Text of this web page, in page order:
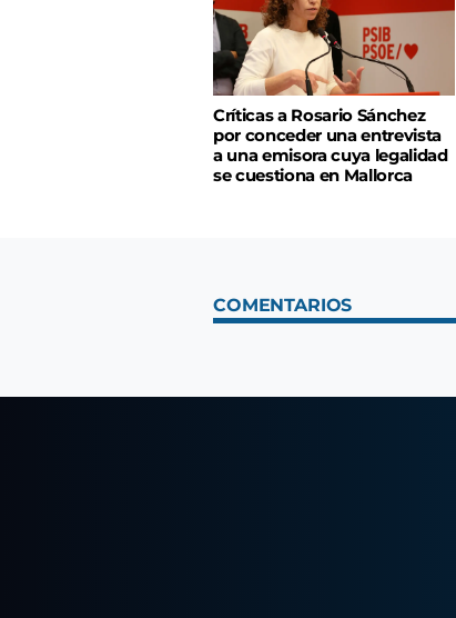
Críticas a Rosario Sánchez
por conceder una entrevista
a una emisora cuya legalidad
se cuestiona en Mallorca
COMENTARIOS